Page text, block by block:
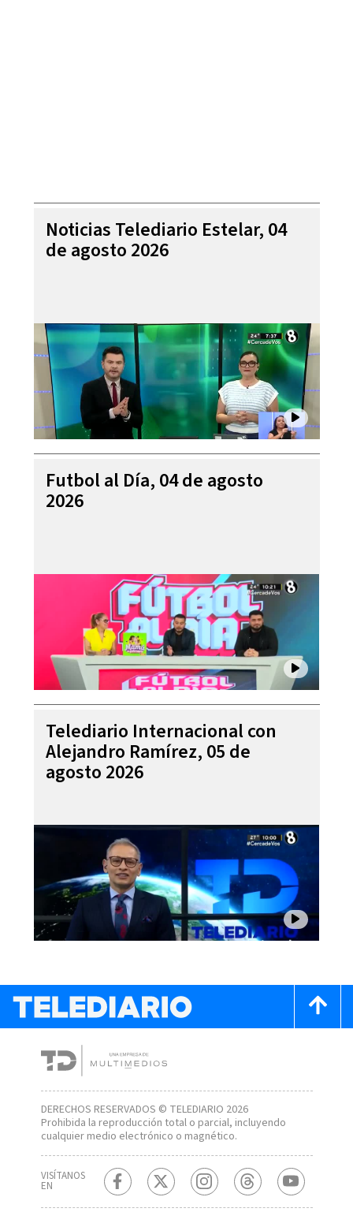
Noticias Telediario Estelar, 04
de agosto 2026
Futbol al Día, 04 de agosto
2026
Telediario Internacional con
Alejandro Ramírez, 05 de
agosto 2026
DERECHOS RESERVADOS © TELEDIARIO 2026
Prohibida la reproducción total o parcial, incluyendo
cualquier medio electrónico o magnético.
VISÍTANOS
EN